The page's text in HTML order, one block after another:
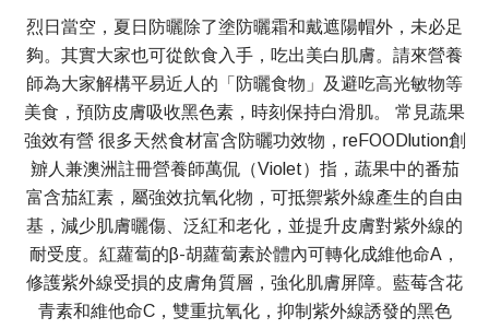
烈日當空，夏日防曬除了塗防曬霜和戴遮陽帽外，未必足
夠。其實大家也可從飲食入手，吃出美白肌膚。請來營養
師為大家解構平易近人的「防曬食物」及避吃高光敏物等
美食，預防皮膚吸收黑色素，時刻保持白滑肌。 常見蔬果
強效有營 很多天然食材富含防曬功效物，reFOODlution創
辧人兼澳洲註冊營養師萬侃（Violet）指，蔬果中的番茄
富含茄紅素，屬強效抗氧化物，可抵禦紫外線產生的自由
基，減少肌膚曬傷、泛紅和老化，並提升皮膚對紫外線的
耐受度。紅蘿蔔的β-胡蘿蔔素於體內可轉化成維他命A，
修護紫外線受損的皮膚角質層，強化肌膚屏障。藍莓含花
青素和維他命C，雙重抗氧化，抑制紫外線誘發的黑色